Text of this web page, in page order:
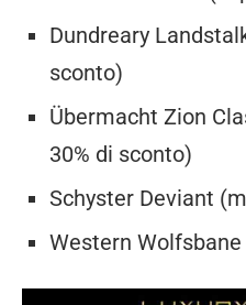
Dundreary
sconto)
Übermacht Zion
30% di sconto)
Schyster Deviant
Western